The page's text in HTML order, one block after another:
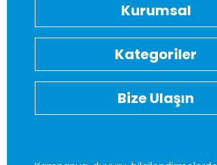
Kurumsal
Kategoriler
Bize Ulaşın